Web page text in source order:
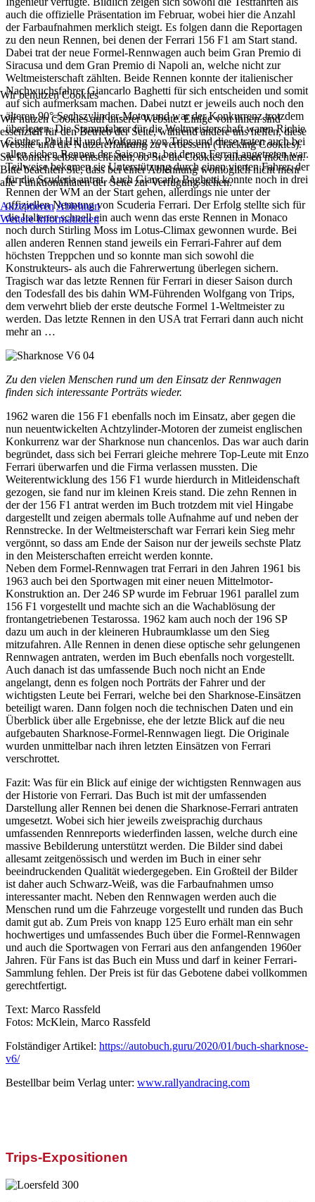
auch die offizielle Präsentation im Februar, wobei hier die Anzahl
der Farbaufnahmen merklich steigt. Es folgen dann die Reportagen
zu den neun Rennen, bei denen der Ferrari 156 F1 am Start stand.
Dabei trat der neue Formel-Rennwagen auch beim Gran Premio di
Siracusa und dem Gran Premio di Napoli an, welche nicht zur
Weltmeisterschaft zählten. Beide Rennen konnte der italienischer
Nachwuchsfahrer Giancarlo Baghetti für sich entscheiden und somit
auf sich aufmerksam machen. Dabei nutzt er jeweils auch noch den
älteren 90°-Sechszylinder-Motor und war der Konkurrenz trotzdem
überlegen. Die Stammfahrer für die Weltmeisterschaft waren Richie
Ginther, Phil Hill und Wolfgang von Trips und diese traten auch bei
allen sieben Rennen der Saison an, bei denen Ferrari angetreten war.
Teilweise bekamen sie Unterstützung durch einen vierten Fahrer, der
für die Scuderia antrat. Auch Giancarlo Baghetti konnte noch in drei
Rennen der WM an der Start gehen, allerdings nie unter der
offiziellen Nennung von Scuderia Ferrari. Der Erfolg stellte sich für
die Italiener schnell ein auch wenn das erste Rennen in Monaco
noch durch Stirling Moss im Lotus-Climax gewonnen wurde. Bei
allen anderen Rennen stand jeweils ein Ferrari-Fahrer auf dem
höchsten Treppchen und so konnte man sich sowohl die
Konstrukteurs- als auch die Fahrerwertung überlegen sichern.
Tragisch war das letzte Rennen für Ferrari in dieser Saison durch
den Todesfall des bis dahin WM-Führenden Wolfgang von Trips,
dem verwehrt blieb der erste deutsche Formel 1-Weltmeister zu
werden. Das letzte Rennen in den USA trat Ferrari dann auch nicht
mehr an …
Zu den vielen Menschen rund um den Einsatz der Rennwagen
finden sich interessante Porträts wieder.
1962 waren die 156 F1 ebenfalls noch im Einsatz, aber gegen die
nun neuentwickelten Achtzylinder-Motoren der zumeist englischen
Konkurrenz war der Sharknose nun chancenlos. Das war auch darin
begründet, dass sich bei Ferrari gleiche mehrere Top-Leute mit Enzo
Ferrari überwarfen und die Firma verlassen mussten. Die
Weiterentwicklung des 156 F1 wurde hierdurch in Mitleidenschaft
gezogen, sie fand nur im kleinen Kreis stand. Die zehn Rennen in
der der 156 F1 antrat werden im Buch trotzdem mit viel Hingabe
dargestellt und zeigen abermals tolle Aufnahme auf und neben der
Rennstrecke. In der Weltmeisterschaft war Ferrari kein Sieg mehr
vergönnt, so dass am Ende der Saison nur der jeweils sechste Platz
in den Meisterschaften erreicht werden konnte.
Neben dem Formel-Rennwagen trat Ferrari in den Jahren 1961 bis
1963 auch bei den Sportwagen mit einer neuen Mittelmotor-
Konstruktion an. Der 246 SP wurde im Februar 1961 parallel zum
156 F1 vorgestellt und machte sich an die Wachablösung der
frontangetriebenen Testarossa. 1962 kam auch noch der 196 SP
dazu um auch in der kleineren Hubraumklasse um den Sieg
mitzufahren. Alle Rennen in denen diese optische sehr gelungenen
Rennwagen antraten, werden im Buch ebenfalls noch vorgestellt.
Auch danach ist das umfassende Buch noch nicht an Ende
angelangt, denn es folgen noch Porträts der Fahrer und der
wichtigsten Leute bei Ferrari, welche bei den Sharknose-Einsätzen
beteiligt waren. Dann folgen noch die technischen Daten und ein
Überblick über alle Ergebnisse, ehe der letzte Blick auf die neu
aufgebauten Sharknose-Formel-Rennwagen liegt. Die Originale
wurden unmittelbar nach ihren letzten Einsätzen von Ferrari
verschrottet.
Fazit: Was für ein Blick auf einige der wichtigsten Rennwagen aus
der Historie von Ferrari. Das Buch ist mit der umfassenden
Darstellung aller Rennen bei denen die Sharknose-Ferrari antraten
umgesetzt. Wobei sich hier jeweils zweisprachig durchaus
umfassenden Rennreports wiederfinden lassen, welche durch eine
massive Bebilderung unterstützt werden. Die Bilder sind dabei
allesamt zeitgenössisch und werden im Buch in einer sehr
beeindruckenden Qualität wiedergegeben. Ein Großteil der Bilder
ist daher auch Schwarz-Weiß, was die Farbaufnahmen umso
interessanter macht. Neben den Rennwagen werden auch die
Menschen rund um die Fahrzeuge vorgestellt und runden das Buch
damit gut ab. Zum Preis von knapp 125 Euro erhält man ein sehr
hochwertiges und umfassendes Buch über die Formel-Rennwagen
und auch die Sportwagen von Ferrari aus den anfangenden 1960er
Jahren. Für Fans ist das Buch ein Muss und darf in keiner Ferrari-
Sammlung fehlen. Der Preis ist für das Gebotene dabei vollkommen
gerechtfertigt.
Text: Marco Rassfeld
Fotos: McKlein, Marco Rassfeld
Folständiger Artikel: https://autobuch.guru/2020/01/buch-sharknose-
v6/
Bestellbar beim Verlag unter: www.rallyandracing.com
Trips-Expositionen
Wir benutzen Cookies
Wir nutzen Cookies auf unserer Website. Einige von ihnen sind
essenziell für den Betrieb der Seite, während andere uns helfen, diese
Website und die Nutzererfahrung zu verbessern (Tracking Cookies).
Sie können selbst entscheiden, ob Sie die Cookies zulassen möchten.
Bitte beachten Sie, dass bei einer Ablehnung womöglich nicht mehr
alle Funktionalitäten der Seite zur Verfügung stehen.
AkzeptierenAblehnen
Weitere Informationen